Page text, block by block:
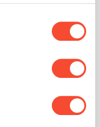
van
maken,